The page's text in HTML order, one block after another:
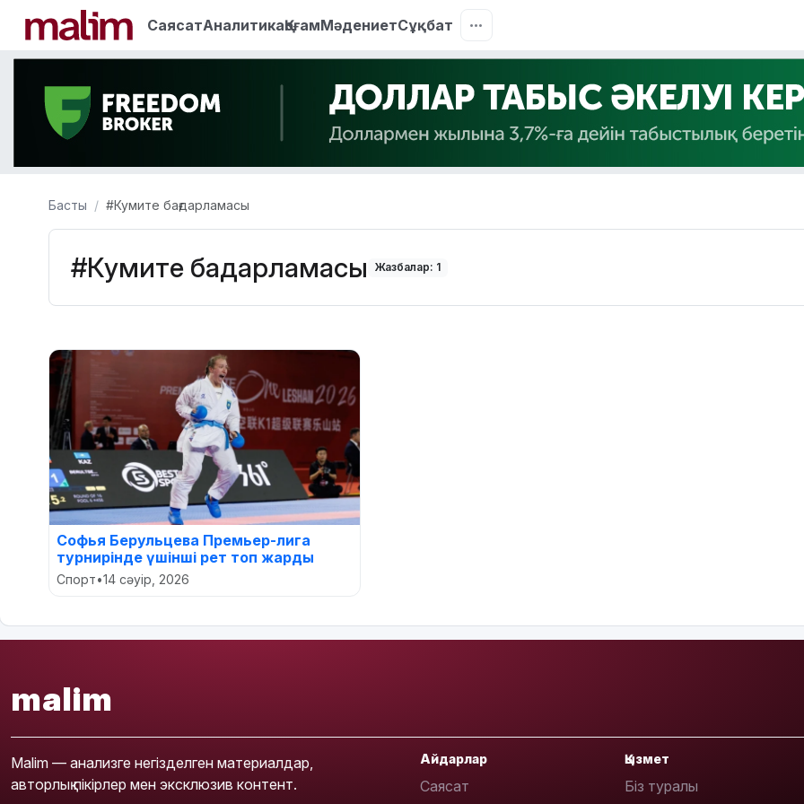
СаясатАналитикаҚоғамМәдениетСұқбат
Басты #Кумите бағдарламасы
#Кумите бағдарламасы Жазбалар: 1
Софья Берульцева Премьер-лига
турнирінде үшінші рет топ жарды
Спорт•14 сәуір, 2026
malim
Malim — анализге негізделген материалдар,
авторлық пікірлер мен эксклюзив контент.
Айдарлар
Саясат
Қызмет
Біз туралы